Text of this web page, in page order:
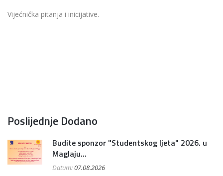
Vijećnička pitanja i inicijative.
Poslijednje Dodano
Budite sponzor "Studentskog ljeta" 2026. u
Maglaju...
Datum:07.08.2026